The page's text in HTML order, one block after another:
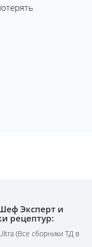
Эксперт и
рецептур:
(Все сборники ТД в